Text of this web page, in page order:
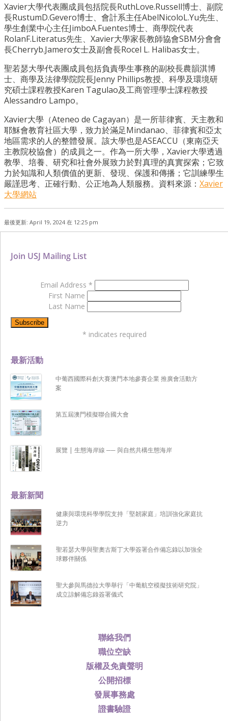
Xavier大學代表團成員包括院長RuthLove.Russell博士、副院
長RustumD.Gevero博士、會計系主任AbelNicoloL.Yu先生、
學生創業中心主任JimboA.Fuentes博士、商學院代表
RolanF.Literatus先生、Xavier大學家長教師協會SBM分會會
長Cherryb.Jamero女士及副會長Rocel L. Halibas女士。
聖若瑟大學代表團成員包括負責學生事務的副校長農韻淇博
士、商學及法律學院院長Jenny Phillips教授、科學及環境研
究碩士課程教授Karen Tagulao及工商管理學士課程教授
Alessandro Lampo。
Xavier大學（Ateneo de Cagayan）是一所菲律賓、天主教和
耶穌會教育社區大學，致力於滿足Mindanao、菲律賓和亞太
地區需求的人的整體發展。該大學也是ASEACCU（東南亞天
主教院校協會）的成員之一。作為一所大學，Xavier大學透過
教學、培養、研究和社會外展致力於對真理的真實探索；它致
力於知識和人類價值的更新、發現、保護和傳播；它訓練學生
嚴謹思考、正確行動、公正地為人類服務。資料來源： Xavier
大學網站
最後更新: April 19, 2024 在 12:25 pm
聯絡我們
職位空缺
版權及免責聲明
公開招標
發展事務處
證書驗證
最新新聞
健康與環境科學學院支持「堅韌家庭」培訓強化家庭抗
逆力
聖若瑟大學與聖奧古斯丁大學簽署合作備忘錄以加強全
球夥伴關係
聖大參與馬德拉大學舉行「中葡航空模擬技術研究院」
成立諒解備忘錄簽署儀式
最新活動
中葡西國際科創大賽澳門本地參賽企業 推廣會活動方
案
第五屆澳門模擬聯合國大會
展覽 | 生態海岸線 ── 與自然共構生態海岸
Join USJ Mailing List
Email Address *
First Name
Last Name
* indicates required